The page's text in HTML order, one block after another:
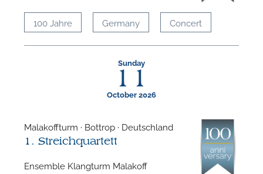
100 Jahre Germany Concert
Sunday
11
October 2026
Malakoffturm · Bottrop · Deutschland
1. Streichquartett
Ensemble Klangturm Malakoff